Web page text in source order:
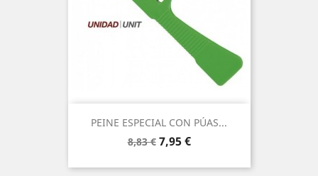
PEINE ESPECIAL CON PÚAS...
Precio
8,83 € Precio
7,95 €